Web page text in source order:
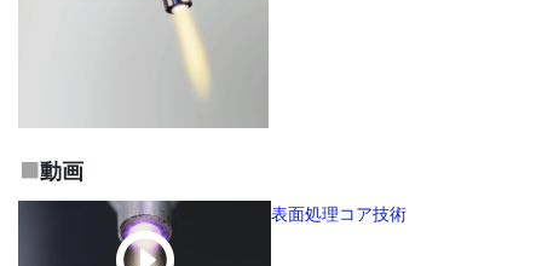
動画
表面処理コア技術